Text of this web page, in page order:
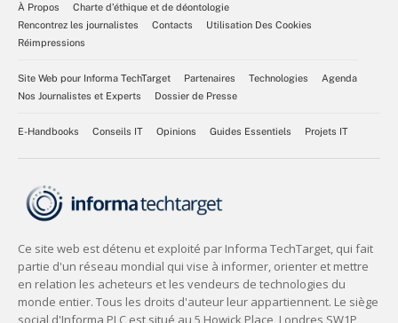
À Propos
Charte d’éthique et de déontologie
Rencontrez les journalistes
Contacts
Utilisation Des Cookies
Réimpressions
Site Web pour Informa TechTarget Partenaires Technologies
Agenda
Nos Journalistes et Experts
Dossier de Presse
E-Handbooks Conseils IT Opinions Guides Essentiels Projets IT